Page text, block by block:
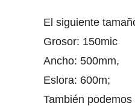
El siguiente
Grosor: 150mic
Ancho: 500mm,
Eslora: 600m;
También